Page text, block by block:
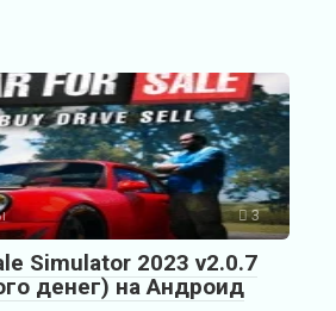
3
Simulator 2023 v2.0.7
денег) на Андроид